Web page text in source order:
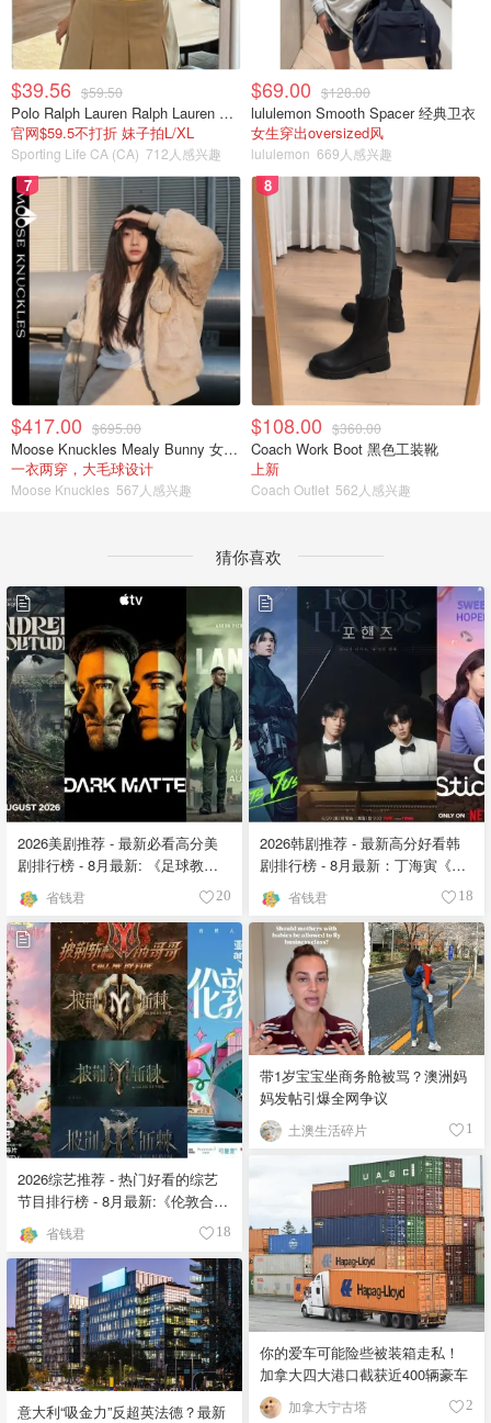
$39.56 $59.50
Polo Ralph Lauren Ralph Lauren Polo Bear 女童棉T恤 染色 1件
官网$59.5不打折 妹子拍L/XL
Sporting Life CA (CA) 712人感兴趣
$69.00 $128.00
lululemon Smooth Spacer 经典卫衣
女生穿出oversized风
lululemon 669人感兴趣
7
$417.00 $695.00
Moose Knuckles Mealy Bunny 女士双面穿连帽外套
一衣两穿，大毛球设计
Moose Knuckles 567人感兴趣
8
$108.00 $360.00
Coach Work Boot 黑色工装靴
上新
Coach Outlet 562人感兴趣
猜你喜欢
2026美剧推荐 - 最新必看高分美
剧排行榜 - 8月最新: 《​​足球教练
》第四季回归！
省钱君 20
2026韩剧推荐 - 最新高分好看韩
剧排行榜 - 8月最新：丁海寅《我
的荒糖恋爱 》上线❣️
省钱君 18
2026综艺推荐 - 热门好看的综艺
节目排行榜 - 8月最新:《​​伦敦合伙
人》回归啦
省钱君 18
带1岁宝宝坐商务舱被骂？澳洲妈
妈发帖引爆全网争议
土澳生活碎片 1
你的爱车可能险些被装箱走私！
加拿大四大港口截获近400辆豪车
加拿大宁古塔 2
意大利“吸金力”反超英法德？最新